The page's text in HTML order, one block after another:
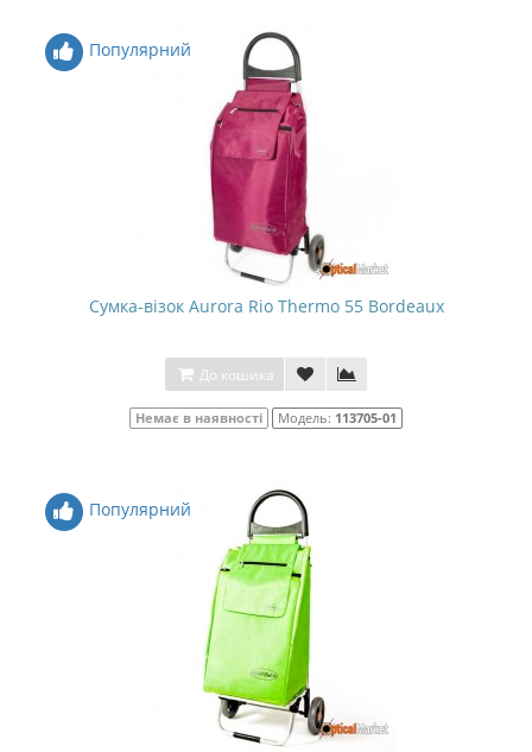
Популярний
Сумка-візок Aurora Rio Thermo 55 Bordeaux
До кошика
Немає в наявності Модель: 113705-01
Популярний